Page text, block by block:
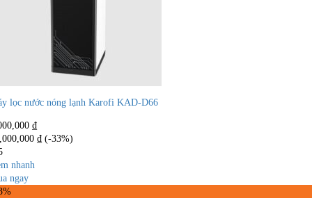
lọc nước nóng lạnh Karofi KAD-D66
₫
₫ (-33%)
nhanh
ngay